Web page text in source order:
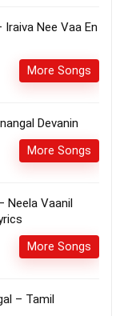
Nee Vaa En
More Songs
Devanin
More Songs
Vaanil
More Songs
– Tamil